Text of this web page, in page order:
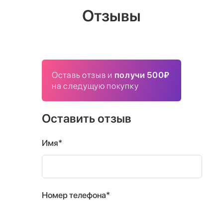
Отзывы
Оставь отзыв и получи 500₽
на следущую покупку
Оставить отзыв
Имя*
Номер телефона*